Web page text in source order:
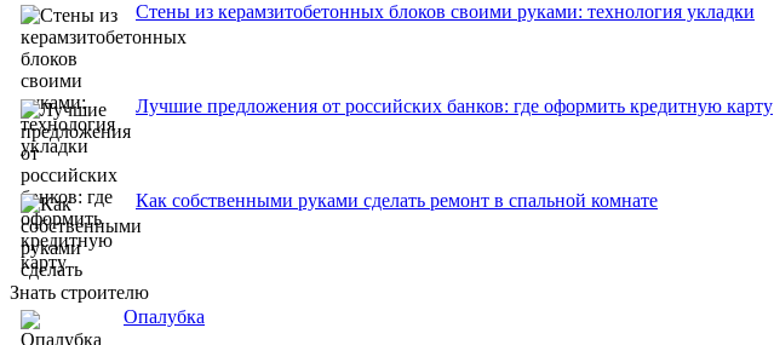
Стены из керамзитобетонных блоков своими руками: технология укладки
Лучшие предложения от российских банков: где оформить кредитную карту
Как собственными руками сделать ремонт в спальной комнате
Знать строителю
Опалубка